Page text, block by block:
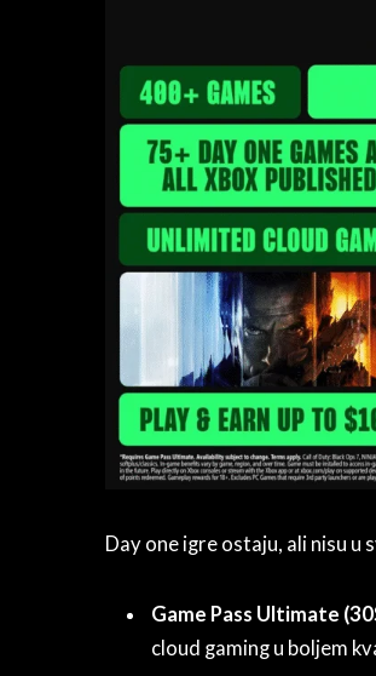
Day one igre ostaju, ali nisu u
Game Pass Ultimate
cloud gaming u boljem